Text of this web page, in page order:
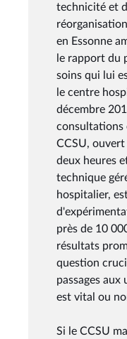
technicité et
en Essonne
le rapport du
soins qui lui
le centre
décembre
consultations
CCSU,
deux heures
technique
hospitalier,
près de 10
résultats
question
passages aux
est vital ou
Si le CCSU